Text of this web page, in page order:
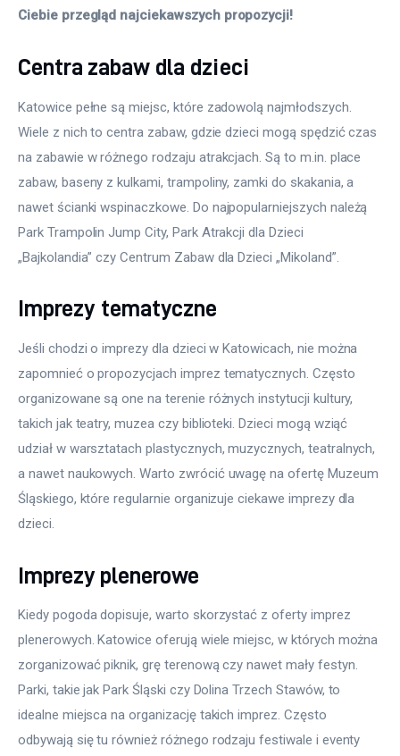
Ciebie przegląd najciekawszych propozycji!
Centra zabaw dla dzieci
Katowice pełne są miejsc, które zadowolą najmłodszych.
Wiele z nich to centra zabaw, gdzie dzieci mogą spędzić czas
na zabawie w różnego rodzaju atrakcjach. Są to m.in. place
zabaw, baseny z kulkami, trampoliny, zamki do skakania, a
nawet ścianki wspinaczkowe. Do najpopularniejszych należą
Park Trampolin Jump City, Park Atrakcji dla Dzieci
„Bajkolandia” czy Centrum Zabaw dla Dzieci „Mikoland”.
Imprezy tematyczne
Jeśli chodzi o imprezy dla dzieci w Katowicach, nie można
zapomnieć o propozycjach imprez tematycznych. Często
organizowane są one na terenie różnych instytucji kultury,
takich jak teatry, muzea czy biblioteki. Dzieci mogą wziąć
udział w warsztatach plastycznych, muzycznych, teatralnych,
a nawet naukowych. Warto zwrócić uwagę na ofertę Muzeum
Śląskiego, które regularnie organizuje ciekawe imprezy dla
dzieci.
Imprezy plenerowe
Kiedy pogoda dopisuje, warto skorzystać z oferty imprez
plenerowych. Katowice oferują wiele miejsc, w których można
zorganizować piknik, grę terenową czy nawet mały festyn.
Parki, takie jak Park Śląski czy Dolina Trzech Stawów, to
idealne miejsca na organizację takich imprez. Często
odbywają się tu również różnego rodzaju festiwale i eventy